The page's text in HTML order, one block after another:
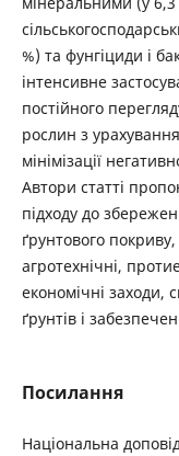
%) та фунгіциди і
інтенсивне
постійного
рослин з
мінімізації
Автори статті
підходу до
ґрунтового
агротехнічні,
економічні заходи,
ґрунтів і
Посилання
Національна